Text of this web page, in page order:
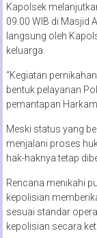
Kapolsek
09.00 WIB di Masjid
langsung oleh
keluarga.
“Kegiatan
bentuk pelayanan
pemantapan
Meski status yang
menjalani proses
hak-haknya tetap
Rencana menikahi
kepolisian
sesuai standar
kepolisian secara